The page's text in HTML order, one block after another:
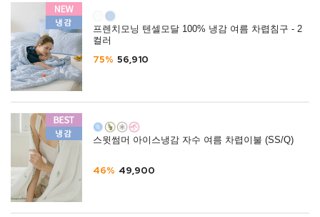
프렌치모닝 텐셀모달 100% 냉감 여름 차렵침구 - 2
컬러
75% 56,910
스윗썸머 아이스냉감 자수 여름 차렵이불 (SS/Q)
46% 49,900